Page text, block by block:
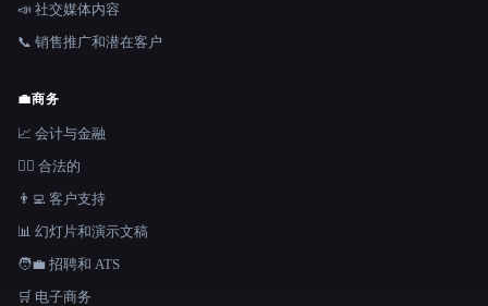
📣 社交媒体内容
📞 销售推广和潜在客户
💼商务
📈 会计与金融
👩‍⚖️ 合法的
👨‍💻 客户支持
📊 幻灯片和演示文稿
🧑‍💼 招聘和 ATS
🛒 电子商务